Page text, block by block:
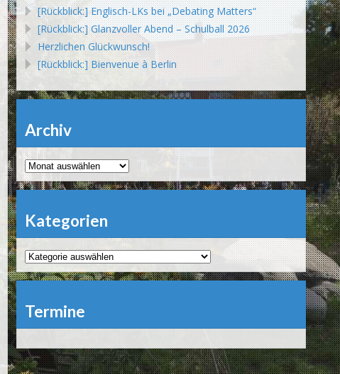
[Rückblick:] Englisch-LKs bei „Debating Matters“
[Rückblick:] Glanzvoller Abend – Schulball 2026
Herzlichen Glückwunsch!
[Rückblick:] Bienvenue à Berlin
Archiv
Archiv
Kategorien
Kategorien
Termine